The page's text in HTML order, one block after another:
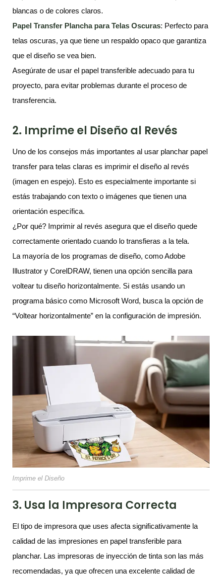
blancas o de colores claros.
Papel Transfer Plancha para Telas Oscuras: Perfecto para
telas oscuras, ya que tiene un respaldo opaco que garantiza
que el diseño se vea bien.
Asegúrate de usar el papel transferible adecuado para tu
proyecto, para evitar problemas durante el proceso de
transferencia.
2. Imprime el Diseño al Revés
Uno de los consejos más importantes al usar planchar papel
transfer para telas claras es imprimir el diseño al revés
(imagen en espejo). Esto es especialmente importante si
estás trabajando con texto o imágenes que tienen una
orientación específica.
¿Por qué? Imprimir al revés asegura que el diseño quede
correctamente orientado cuando lo transfieras a la tela.
La mayoría de los programas de diseño, como Adobe
Illustrator y CorelDRAW, tienen una opción sencilla para
voltear tu diseño horizontalmente. Si estás usando un
programa básico como Microsoft Word, busca la opción de
“Voltear horizontalmente” en la configuración de impresión.
Imprime el Diseño
3. Usa la Impresora Correcta
El tipo de impresora que uses afecta significativamente la
calidad de las impresiones en papel transferible para
planchar. Las impresoras de inyección de tinta son las más
recomendadas, ya que ofrecen una excelente calidad de